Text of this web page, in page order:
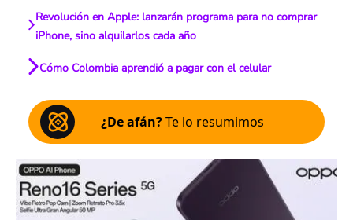
Revolución en Apple: lanzarán programa para no comprar
iPhone, sino alquilarlos cada año
Cómo Colombia aprendió a pagar con el celular
¿De afán?Te lo resumimos